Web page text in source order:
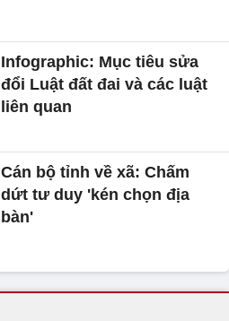
Infographic: Mục tiêu sửa
đổi Luật đất đai và các luật
liên quan
Cán bộ tỉnh về xã: Chấm
dứt tư duy 'kén chọn địa
bàn'